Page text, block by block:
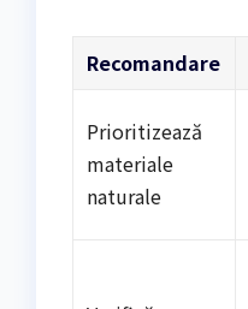
Recomandare
Prioritizează
materiale
naturale